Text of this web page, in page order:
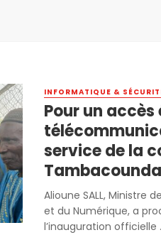
INFORMATIQUE &
Pour un
service de la
Tambacounda
Alioune SALL, Ministre
et du Numérique, a
l’inauguration officielle